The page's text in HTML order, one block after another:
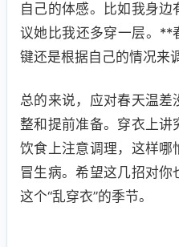
自己的体感。比如我身
议她比我还多穿一层。**
键还是根据自己的情况来
总的来说，应对春天温差
整和提前准备。穿衣上讲
饮食上注意调理，这样哪
冒生病。希望这几招对
这个“乱穿衣”的季节。